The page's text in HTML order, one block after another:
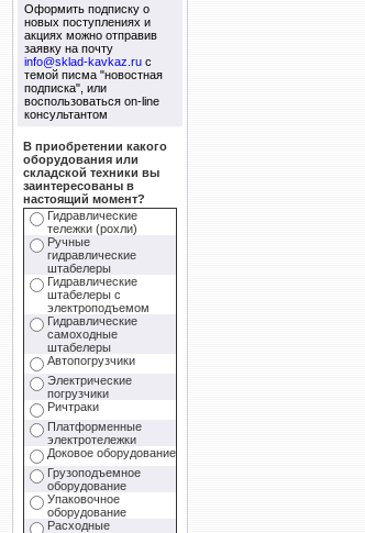
Оформить подписку о
новых поступлениях и
акциях можно отправив
заявку на почту
info@sklad-kavkaz.ruс
темой писма "новостная
подписка", или
воспользоваться on-line
консультантом
В приобретении какого
оборудования или
складской техники вы
заинтересованы в
настоящий момент?
Гидравлические
тележки (рохли)
Ручные
гидравлические
штабелеры
Гидравлические
штабелеры с
электроподъемом
Гидравлические
самоходные
штабелеры
Автопогрузчики
Электрические
погрузчики
Ричтраки
Платформенные
электротележки
Доковое оборудование
Грузоподъемное
оборудование
Упаковочное
оборудование
Расходные